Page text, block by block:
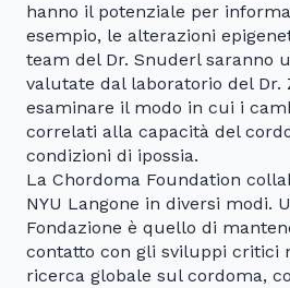
hanno il potenziale per
esempio, le alterazioni
team del Dr. Snuderl saranno
valutate dal laboratorio del Dr.
esaminare il modo in cui i
correlati alla capacità del
condizioni di ipossia.
La Chordoma Foundation
NYU Langone in diversi modi.
Fondazione è quello di
contatto con gli sviluppi critici
ricerca globale sul cordoma,